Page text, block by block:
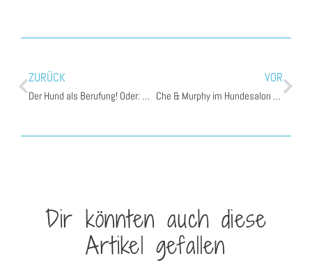
ZURÜCK
Der Hund als Berufung! Oder: Wie ich meine Leidenschaft zum Nähen entdeckt habe?
VOR
Che & Murphy im Hundesalon „Doggy Studio“
Dir könnten auch diese
Artikel gefallen